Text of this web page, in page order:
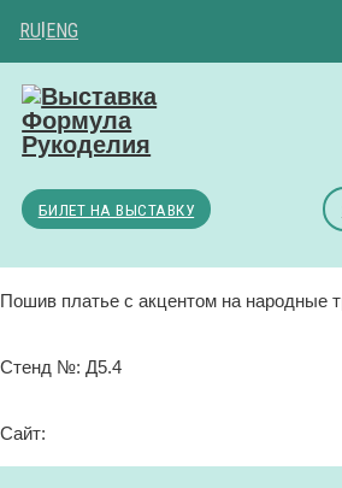
RU ENG
БИЛЕТ НА ВЫСТАВКУ
Пошив платье с акцентом на народные
Стенд №: Д5.4
Сайт: